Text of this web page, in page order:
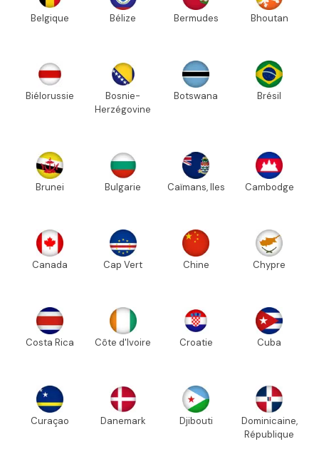
Belgique Bélize Bermudes Bhoutan
Biélorussie
Bosnie-
Herzégovine
Botswana Brésil
Brunei Bulgarie Caïmans, Iles Cambodge
Canada Cap Vert Chine Chypre
Costa Rica Côte d'Ivoire Croatie Cuba
Curaçao Danemark Djibouti
Dominicaine,
République